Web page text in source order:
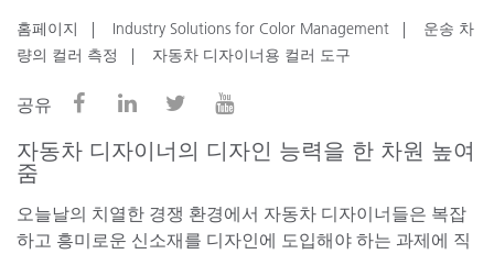
홈페이지 Industry Solutions for Color Management
운송 차
량의 컬러 측정
자동차 디자이너용 컬러 도구
공유
자동차 디자이너의 디자인 능력을 한 차원 높여
줌
오늘날의 치열한 경쟁 환경에서 자동차 디자이너들은 복잡
하고 흥미로운 신소재를 디자인에 도입해야 하는 과제에 직